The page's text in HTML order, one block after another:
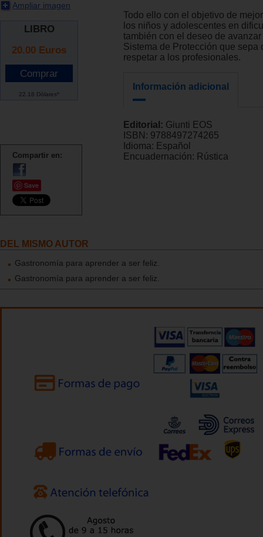
Ampliar imagen
LIBRO
20.00 Euros
22.18 Dólares*
Compartir en:
Save
Todo ello con el objetivo de
los niños y adolescentes en
también con el deseo de
Sistema de Protección que sepa
respetar a los profesionales.
Información adicional
Editorial: Giunti EOS
ISBN: 9788497274265
Idioma: Español
Encuadernación: Rústica
DEL MISMO AUTOR
Gastronomía para aprender a ser feliz.
Gastronomía para aprender a ser feliz.